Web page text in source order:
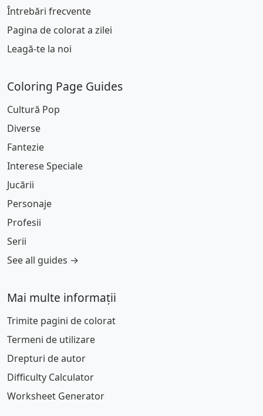
Întrebări frecvente
Pagina de colorat a zilei
Leagă-te la noi
Coloring Page Guides
Cultură Pop
Diverse
Fantezie
Interese Speciale
Jucării
Personaje
Profesii
Serii
See all guides →
Mai multe informații
Trimite pagini de colorat
Termeni de utilizare
Drepturi de autor
Difficulty Calculator
Worksheet Generator